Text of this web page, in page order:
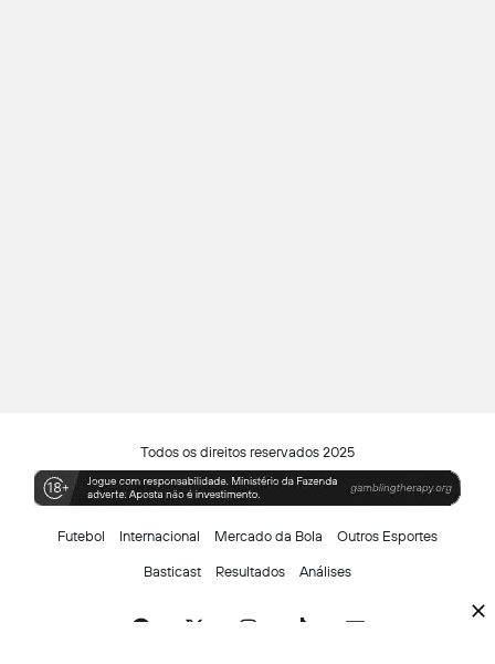
Todos os direitos reservados 2025
Futebol Internacional Mercado da Bola Outros Esportes
Basticast Resultados Análises
Facebook InstagramTikTokSiga-